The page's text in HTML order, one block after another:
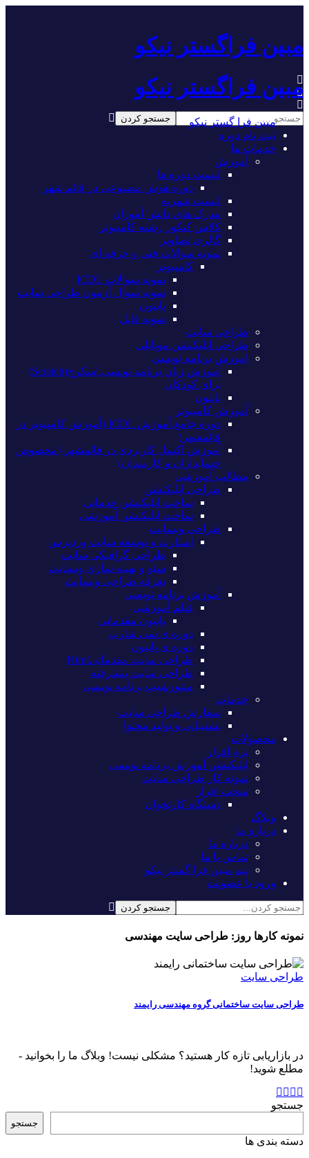
مبین فراگستر نیکو
مبین فراگستر نیکو
مبین فرا گستر نیکو
ثبت نام دوره
خدمات ما
آموزش
لیست دوره ها
دوره هوش مصنوعی در قائم شهر
لیست شهریه
مدرک های دانش آموزان
کلاس کنکور رشته کامپیوتر
گالری تصاویر
نمونه سوالات فنی و حرفه ای
کامپیوتر
نمونه سوالات ICDL
نمونه سوال آزمون طراحی سایت
پایتون
نمونه فایل
طراحی سایت
طراحی اپلیکیشن موبایلی
اموزش برنامه نویسی
آموزش زبان برنامه نویسی اسکرچ(Scratch)
برای کودکان
پایتون
آموزش کامپیوتر
دوره جامع آموزش ICDL (آموزش کامپیوتر در
قائمشهر)
آموزش اکسل کاربردی در قائمشهر (مخصوص
حسابداران و کارمندان)
مطالب آموزشی
طراحی اپلیکیشن
ساخت اپلیکیشن خدماتی
ساخت اپلیکیشن آموزشی
طراحی وبسایت
استارت و توسعه سایت وردپرس
طراحی گرافیکی سایت
سئو و بهینه سازی وبسایت
تعرفه طراحی وبسایت
آموزش برنامه نویسی
فیلم آموزشی
پایتون مقدماتی
دوره ی سی شارپ
دوره ی پایتون
طراحی سایت مقدماتیHtml
طراحی سایت پیشرفته
منتورشیپ برنامه نویسی
خدمات
سفارش طراحی سایت
پشتیبانی و تولید محتوا
محصولات
نرم افزار
اپلیکیشن آموزش برنامه نویسی
نمونه کار طراحی سایت
سخت افزار
دستگاه کارتخوان
وبلاگ
درباره ما
درباره ما
تماس با ما
تیم مبین فرا گستر نیکو
ورود یا عضویت
نمونه کارها روز:طراحی سایت مهندسی
طراحی سایت
طراحی سایت ساختمانی گروه مهندسی رایمند
در بازاریابی تازه کار هستید؟ مشکلی نیست! وبلاگ ما را بخوانید -
مطلع شوید!
جستجو
جستجو
دسته بندی ها